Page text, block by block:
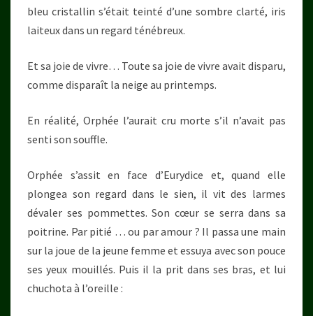
bleu cristallin s’était teinté d’une sombre clarté, iris
laiteux dans un regard ténébreux.
Et sa joie de vivre… Toute sa joie de vivre avait disparu,
comme disparaît la neige au printemps.
En réalité, Orphée l’aurait cru morte s’il n’avait pas
senti son souffle.
Orphée s’assit en face d’Eurydice et, quand elle
plongea son regard dans le sien, il vit des larmes
dévaler ses pommettes. Son cœur se serra dans sa
poitrine. Par pitié … ou par amour ? Il passa une main
sur la joue de la jeune femme et essuya avec son pouce
ses yeux mouillés. Puis il la prit dans ses bras, et lui
chuchota à l’oreille :